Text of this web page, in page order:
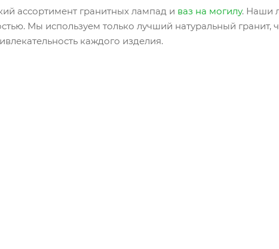
ассортимент гранитных лампад и ваз на могилу. Наши
Мы используем только лучший натуральный гранит,
каждого изделия.